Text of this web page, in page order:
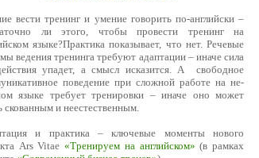
вести тренинг и умение говорить по-английски –
ли этого, чтобы провести тренинг на
языке?Практика показывает, что нет. Речевые
ведения тренинга требуют адаптации – иначе сила
упадет, а смысл исказится. А свободное
поведение при сложной работе на не-
языке требует тренировки – иначе оно может
скованным и неестественным.
и практика – ключевые моменты нового
Ars Vitae«Тренируем на английском» (в рамках